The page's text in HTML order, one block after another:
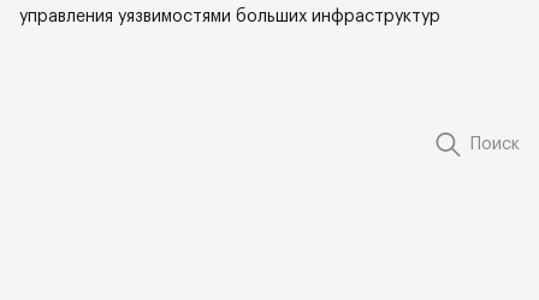
управления уязвимостями больших инфраструктур
Поиск